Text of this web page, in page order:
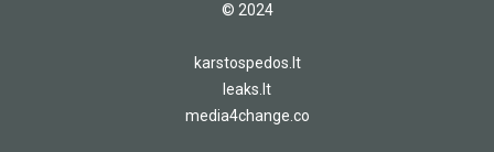
© 2024
karstospedos.lt
leaks.lt
media4change.co